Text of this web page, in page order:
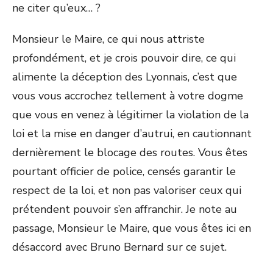
ne citer qu’eux… ?
Monsieur le Maire, ce qui nous attriste
profondément, et je crois pouvoir dire, ce qui
alimente la déception des Lyonnais, c’est que
vous vous accrochez tellement à votre dogme
que vous en venez à légitimer la violation de la
loi et la mise en danger d’autrui, en cautionnant
dernièrement le blocage des routes. Vous êtes
pourtant officier de police, censés garantir le
respect de la loi, et non pas valoriser ceux qui
prétendent pouvoir s’en affranchir. Je note au
passage, Monsieur le Maire, que vous êtes ici en
désaccord avec Bruno Bernard sur ce sujet.